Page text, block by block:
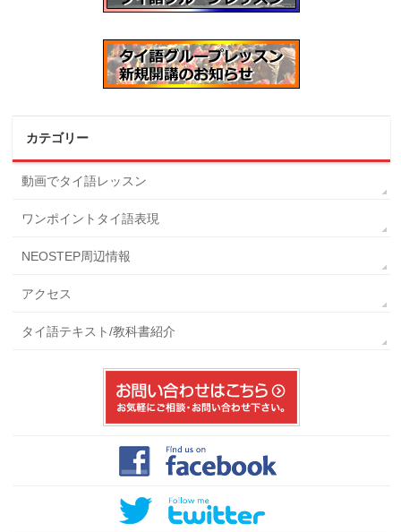
カテゴリー
動画でタイ語レッスン
ワンポイントタイ語表現
NEOSTEP周辺情報
アクセス
タイ語テキスト/教科書紹介